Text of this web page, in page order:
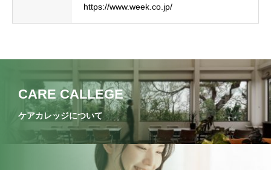
https://www.week.co.jp/
CARE CALLEGE
ケアカレッジについて